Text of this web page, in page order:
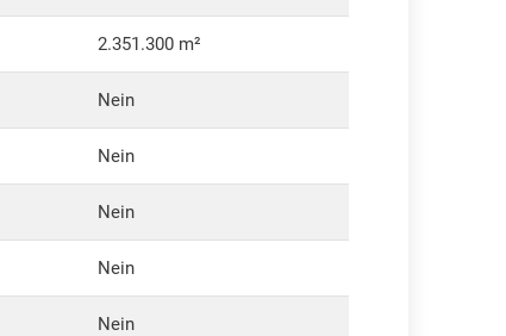
2.351.300 m²
Nein
Nein
Nein
Nein
Nein